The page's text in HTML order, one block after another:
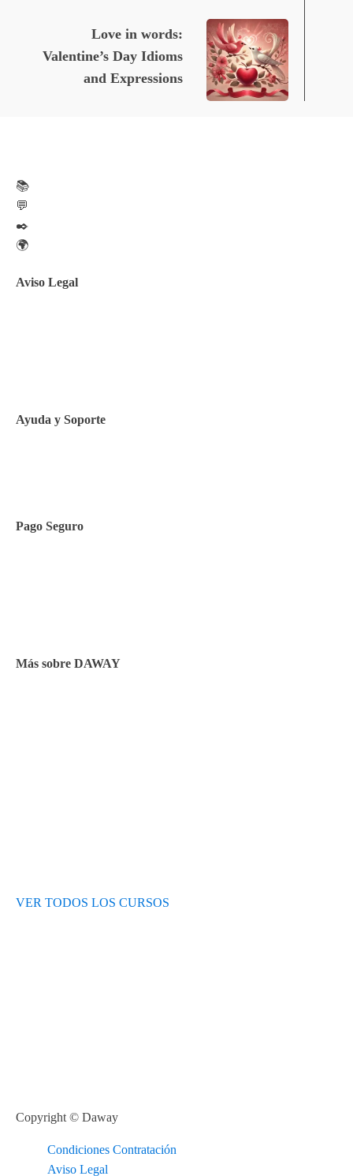
Love in words:
Valentine’s Day Idioms
and Expressions
📚
💬
✒️
🌍
Aviso Legal
Ayuda y Soporte
Pago Seguro
Más sobre DAWAY
VER TODOS LOS CURSOS
Copyright © Daway
Condiciones Contratación
Aviso Legal